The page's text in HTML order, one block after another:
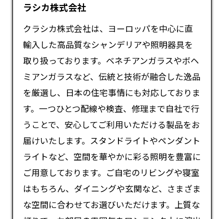
ラシカ株式会社
クラシカ株式会社は、ヨーロッパを中心に直
輸入した高品質なシャンデリアや照明器具を
取り扱っております。ベネチアンガラスやボヘ
ミアンガラスなど、伝統と技術が融合した逸品
を厳選し、日本の住宅事情にも対応しておりま
す。一つひとつ配線や検査、修理まで自社で行
うことで、安心してご利用いただける製品をお
届けいたします。スタンドライトやペンダント
ライトなど、空間を華やかに彩る照明を豊富に
ご用意しております。ご自宅のリビングや寝室
はもちろん、ダイニングや玄関など、さまざま
な空間に合わせてお選びいただけます。上質な